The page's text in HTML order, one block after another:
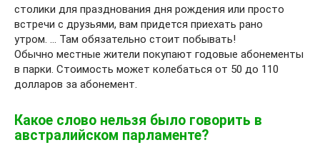
столики для празднования дня рождения или просто
встречи с друзьями, вам придется приехать рано
утром. … Там обязательно стоит побывать!
Обычно местные жители покупают годовые абонементы
в парки. Стоимость может колебаться от 50 до 110
долларов за абонемент.
Какое слово нельзя было говорить в
австралийском парламенте?